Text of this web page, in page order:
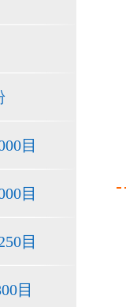
目
目
目
目